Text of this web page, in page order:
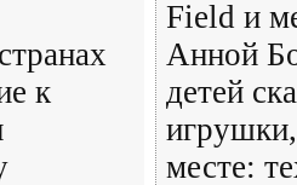
к
Field и
Анной
детей
месте: